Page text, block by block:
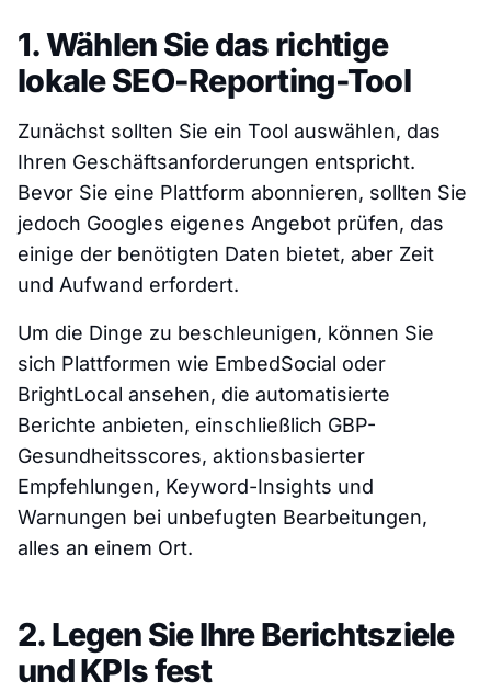
1. Wählen Sie das richtige
lokale SEO-Reporting-Tool
Zunächst sollten Sie ein Tool auswählen, das
Ihren Geschäftsanforderungen entspricht.
Bevor Sie eine Plattform abonnieren, sollten Sie
jedoch Googles eigenes Angebot prüfen, das
einige der benötigten Daten bietet, aber Zeit
und Aufwand erfordert.
Um die Dinge zu beschleunigen, können Sie
sich Plattformen wie EmbedSocial oder
BrightLocal ansehen, die automatisierte
Berichte anbieten, einschließlich GBP-
Gesundheitsscores, aktionsbasierter
Empfehlungen, Keyword-Insights und
Warnungen bei unbefugten Bearbeitungen,
alles an einem Ort.
2. Legen Sie Ihre Berichtsziele
und KPIs fest